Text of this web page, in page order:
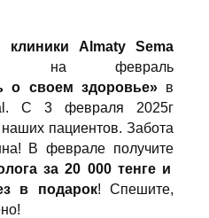
Almaty Sema
на февраль
о своем здоровье»в
С 3 февраля 2025г
наших пациентов. Забота
В феврале получите
за 20 000 тенге и
в подарок! Спешите,